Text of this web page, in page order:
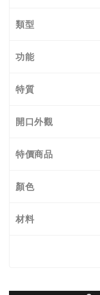
類型
功能
特質
開口外觀
特價商品
顏色
材料